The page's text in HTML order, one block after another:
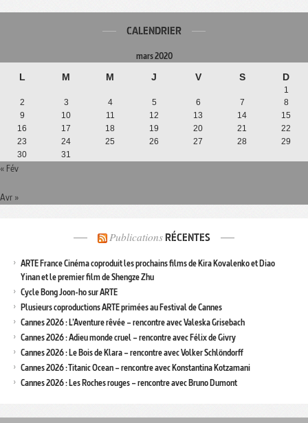
CALENDRIER
mars 2020
L M M J V S D
1
2
3 4 5 6 7
8
9
10 11 12 13 14
15
16
17 18 19 20 21
22
23
24 25 26 27 28
29
30
31
« Fév
Avr »
Publications RÉCENTES
ARTE France Cinéma coproduit les prochains films de Kira Kovalenko et Diao
Yinan et le premier film de Shengze Zhu
Cycle Bong Joon-ho sur ARTE
Plusieurs coproductions ARTE primées au Festival de Cannes
Cannes 2026 : L’Aventure rêvée – rencontre avec Valeska Grisebach
Cannes 2026 : Adieu monde cruel – rencontre avec Félix de Givry
Cannes 2026 : Le Bois de Klara – rencontre avec Volker Schlöndorff
Cannes 2026 : Titanic Ocean – rencontre avec Konstantina Kotzamani
Cannes 2026 : Les Roches rouges – rencontre avec Bruno Dumont